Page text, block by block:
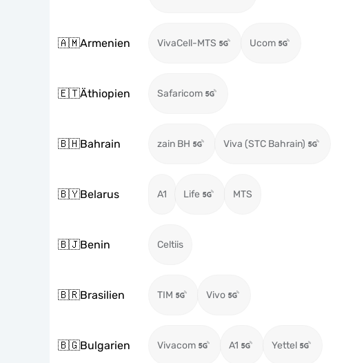
🇦🇲Armenien VivaCell-MTS Ucom
🇪🇹Äthiopien Safaricom
🇧🇭Bahrain zain BH Viva (STC Bahrain)
🇧🇾Belarus A1 Life MTS
🇧🇯Benin Celtiis
🇧🇷Brasilien TIM Vivo
🇧🇬Bulgarien Vivacom A1 Yettel